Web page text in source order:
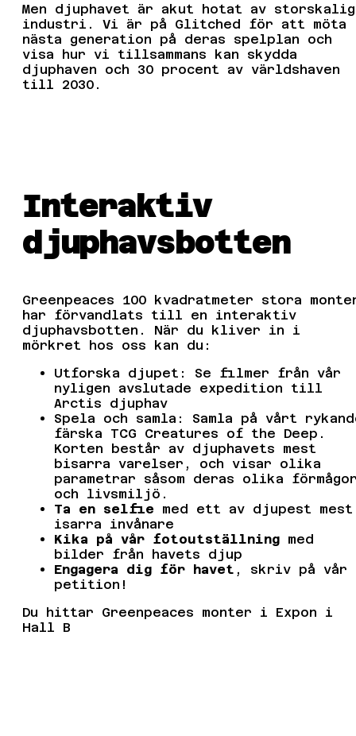
Men djuphavet är akut hotat av storskalig
industri. Vi är på Glitched för att möta
nästa generation på deras spelplan och
visa hur vi tillsammans kan skydda
djuphaven och 30 procent av världshaven
till 2030.
Interaktiv
djuphavsbotten
Greenpeaces 100 kvadratmeter stora
har förvandlats till en interaktiv
djuphavsbotten. När du kliver in i
mörkret hos oss kan du:
Utforska djupet: Se filmer från vår
nyligen avslutade expedition till
Arctis djuphav
Spela och samla: Samla på vårt
färska TCG Creatures of the Deep.
Korten består av djuphavets mest
bisarra varelser, och visar olika
parametrar såsom deras olika
och livsmiljö.
Ta en selfie med ett av djupest mest
isarra invånare
Kika på vår fotoutställning med
bilder från havets djup
Engagera dig för havet , skriv på vår
petition!
Du hittar Greenpeaces monter i Expon i
Hall B